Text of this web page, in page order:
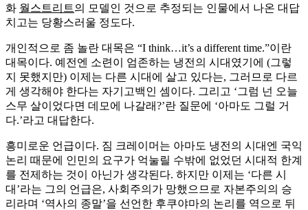
화 월스트리트의 모델인 것으로 추정되는 인물에서 나온 대답
치고는 당황스러울 정도다.
개인적으로 좀 놀란 대목은 “I think…it’s a different time.”이란
대목이다. 예전엔 소련이 엄존하는 냉전의 시대였기에 (그렇
지 못했지만) 이제는 다른 시대에 살고 있다는, 그러므로 다르
게 생각해야 한다는 자기고백인 셈이다. 그리고 ‘그럼 넌 오늘
스무 살이었다면 데모에 나갈래?’란 질문에 ‘아마도 그럴 거
다.’라고 대답한다.
흥미로운 언급이다. 짐 크레이머는 아마도 냉전의 시대엔 국익
논리 때문에 인민의 요구가 억눌릴 수밖에 없었던 시대적 한계
를 전제하는 것이 아닌가 생각된다. 하지만 이제는 ‘다른 시
대’라는 그의 언급은, 사회주의가 망했으므로 자본주의의 승
리라며 ‘역사의 종말’을 선언한 후쿠야마의 논리를 역으로 뒤